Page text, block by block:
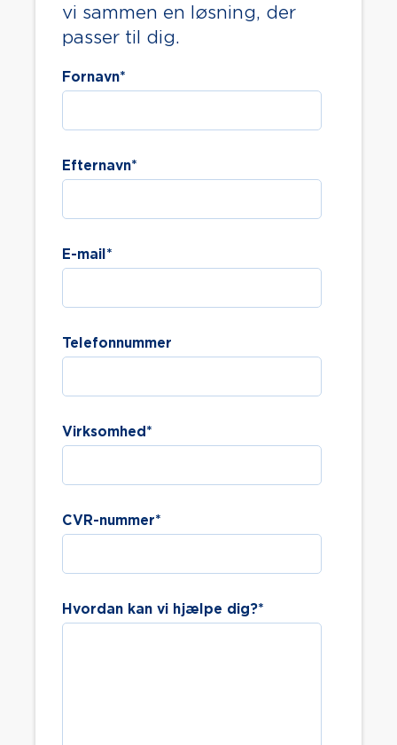
vi sammen en løsning, der
passer til dig.
Fornavn*
Efternavn*
E-mail *
Telefonnummer
Virksomhed *
CVR-nummer*
Hvordan kan vi hjælpe dig?*